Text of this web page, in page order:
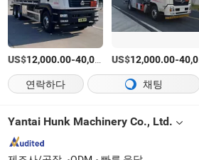
US$12,000.00-40,000.00 /상품
US$12,000.00-40,000.00
연락하다 채팅
Yantai Hunk Machinery Co., Ltd.